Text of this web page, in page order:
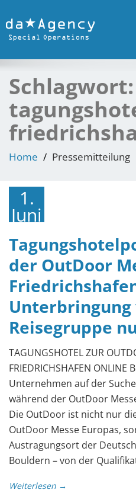
Schlagwort:
Home Pressemitteilung
1.
Juni
der OutDoor
Unterbringung
Reisegruppe
TAGUNGSHOTEL ZUR
FRIEDRICHSHAFEN
Unternehmen auf der
während der OutDoor
Die OutDoor ist nicht nur
OutDoor Messe Europas,
Austragungsort der
Bouldern – von der
Weiterlesen →